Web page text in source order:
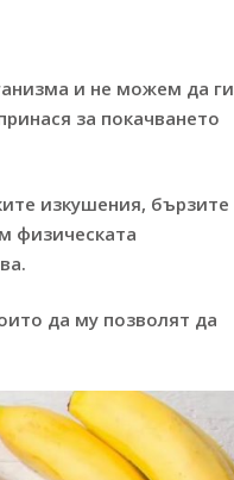
и не можем да ги
за покачването
изкушения, бързите
физическата
да му позволят да